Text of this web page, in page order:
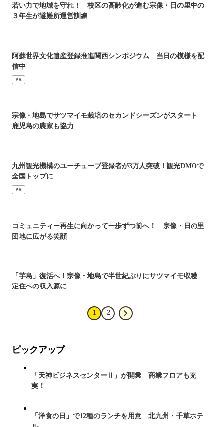
若い力で地域を守れ！ 校区の高齢化が進む宗像・日の里中の
３年生が避難所運営訓練
阿蘇世界文化遺産登録推進関西シンポジウム 当日の模様を配
信中
PR
宗像・地島でサツマイモ栽培のセカンドシーズンがスタート
鹿児島の農家も協力
九州観光機構のユーチューブ登録者が3万人突破！観光DMOで
全国トップに
PR
コミュニティー再生に向かって一歩ずつ前へ！ 宗像・日の里
団地に広がる笑顔
「芋島」復活へ！宗像・地島で半世紀ぶりにサツマイモ収穫
定住への収入源に
1 2
ピックアップ
「天神ビジネスセンターⅡ」が開業 商業フロアも充
実！
「洋食の日」で12種のランチを用意 北九州・千草ホテ